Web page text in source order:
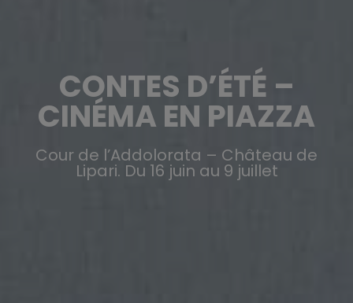
CONTES D’ÉTÉ –
CINÉMA EN PIAZZA
Cour de l’Addolorata – Château de
Lipari. Du 16 juin au 9 juillet